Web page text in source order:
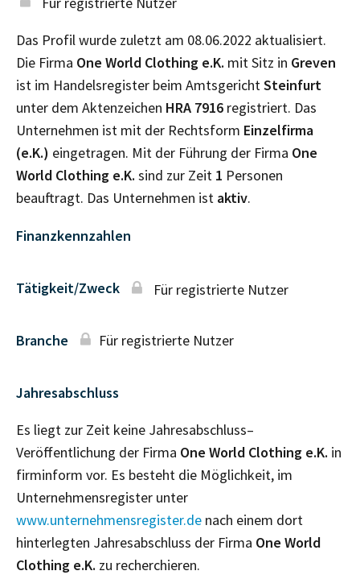
Das Profil wurde zuletzt am 08.06.2022 aktualisiert.
Die Firma One World Clothing e.K. mit Sitz in Greven
ist im Handelsregister beim AmtsgerichtSteinfurt
unter dem Aktenzeichen HRA 7916 registriert. Das
Unternehmen ist mit der Rechtsform Einzelfirma
(e.K.) eingetragen. Mit der Führung der Firma One
World Clothing e.K. sind zur Zeit 1 Personen
beauftragt. Das Unternehmen ist aktiv.
Finanzkennzahlen
Tätigkeit/Zweck Für registrierte Nutzer
Branche Für registrierte Nutzer
Jahresabschluss
Es liegt zur Zeit keine Jahresabschluss–
Veröffentlichung der Firma One World Clothing e.K. in
firminform vor. Es besteht die Möglichkeit, im
Unternehmensregister unter
www.unternehmensregister.de nach einem dort
hinterlegten Jahresabschluss der Firma One World
Clothing e.K. zu recherchieren.